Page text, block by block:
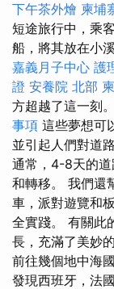
下午茶外燴 柬埔
短途旅行中，乘
船，將其放在小
嘉義月子中心 護
證 安養院 北部
方超越了這一刻。
事項 這些夢想可
並引起人們對道
通常，4-8天的
和轉移。 我們還
車，派對遊覽和
全實踐。 有關此
長，充滿了美妙
前往幾個地中海
發現西班牙，法